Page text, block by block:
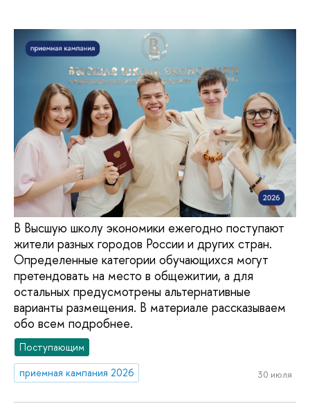
В Высшую школу экономики ежегодно поступают
жители разных городов России и других стран.
Определенные категории обучающихся могут
претендовать на место в общежитии, а для
остальных предусмотрены альтернативные
варианты размещения. В материале рассказываем
обо всем подробнее.
Поступающим
приемная кампания 2026
30 июля